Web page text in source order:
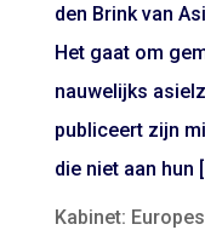
den Brink van
Het gaat om
nauwelijks
publiceert zijn
die niet aan hun
Kabinet: